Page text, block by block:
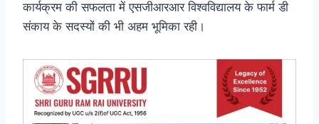
कार्यक्रम की सफलता में एसजीआरआर विश्वविद्यालय के फार्म डी
संकाय के सदस्यों की भी अहम भूमिका रही।